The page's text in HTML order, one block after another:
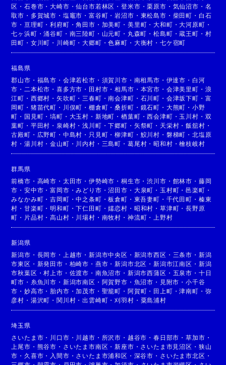
区 ・石巻市 ・大崎市 ・仙台市若林区 ・登米市 ・栗原市 ・ 気仙沼市 ・ 名
取市 ・ 多賀城市 ・ 塩竈市 ・富谷町 ・岩沼市 ・ 東松島市 ・ 柴田町 ・ 白石
市 ・ 亘理町 ・利府町 ・角田市 ・ 加美町 ・ 美里町 ・大和町 ・大河原町 ・
七ヶ浜町 ・涌谷町 ・ 南三陸町 ・ 山元町 ・ 丸森町 ・松島町 ・蔵王町 ・ 村
田町 ・ 女川町 ・ 川崎町 ・大郷町 ・色麻町 ・ 大衡村 ・ 七ケ宿町
福島県
郡山市 ・ 福島市 ・ 会津若松市 ・ 須賀川市 ・ 南相馬市 ・ 伊達市 ・ 白河
市 ・ 二本松市 ・喜多方市 ・ 田村市 ・相馬市 ・ 本宮市 ・ 会津美里町 ・ 浪
江町 ・ 西郷村 ・矢吹町 ・ 三春町 ・南会津町 ・ 石川町 ・ 会津坂下町 ・ 富
岡町 ・ 猪苗代町 ・ 川俣町 ・棚倉町 ・桑折町 ・ 鏡石町 ・ 大熊町 ・ 小野
町 ・ 国見町 ・塙町 ・ 大玉村 ・ 新地町 ・楢葉町 ・西会津町 ・ 玉川村 ・ 双
葉町 ・ 平田村 ・ 泉崎村 ・浅川町 ・下郷町 ・ 矢祭町 ・ 天栄村 ・飯舘村 ・
古殿町 ・ 広野町 ・ 中島村 ・ 只見町 ・柳津町 ・ 鮫川村 ・ 磐梯町 ・ 北塩原
村 ・湯川村 ・金山町 ・ 川内村 ・ 三島町 ・ 葛尾村 ・昭和村 ・檜枝岐村
群馬県
前橋市 ・ 高崎市 ・ 太田市 ・伊勢崎市 ・桐生市 ・渋川市 ・ 館林市 ・ 藤岡
市 ・安中市 ・富岡市 ・みどり市 ・沼田市 ・ 大泉町 ・ 玉村町 ・邑楽町 ・
みなかみ町 ・吉岡町 ・中之条町 ・板倉町 ・ 東吾妻町 ・ 千代田町 ・ 榛東
村 ・甘楽町 ・明和町 ・下仁田町 ・嬬恋村 ・ 昭和村 ・ 草津町 ・長野原
町 ・ 片品村 ・高山村 ・ 川場村 ・ 南牧村 ・ 神流町 ・ 上野村
新潟県
新潟市 ・ 長岡市 ・ 上越市 ・新潟市中央区 ・ 新潟市西区 ・ 三条市 ・ 新潟
市東区 ・ 新発田市 ・ 柏崎市 ・ 燕市 ・新潟市北区 ・新潟市江南区 ・ 新潟
市秋葉区 ・村上市 ・ 佐渡市 ・ 南魚沼市 ・ 新潟市西蒲区 ・ 五泉市 ・ 十日
町市 ・ 糸魚川市 ・ 新潟市南区 ・ 阿賀野市 ・ 魚沼市 ・ 見附市 ・小千谷
市 ・妙高市 ・ 胎内市 ・加茂市 ・ 聖籠町 ・ 阿賀町 ・ 田上町 ・津南町 ・ 弥
彦村 ・ 湯沢町 ・関川村 ・出雲崎町 ・刈羽村 ・ 粟島浦村
埼玉県
さいたま市 ・ 川口市 ・ 川越市 ・ 所沢市 ・ 越谷市 ・春日部市 ・草加市 ・
上尾市 ・ 熊谷市 ・ さいたま市南区 ・新座市 ・ さいたま市見沼区 ・ 狭山
市 ・ 久喜市 ・ 入間市 ・ さいたま市浦和区 ・ 深谷市 ・ さいたま市北区 ・